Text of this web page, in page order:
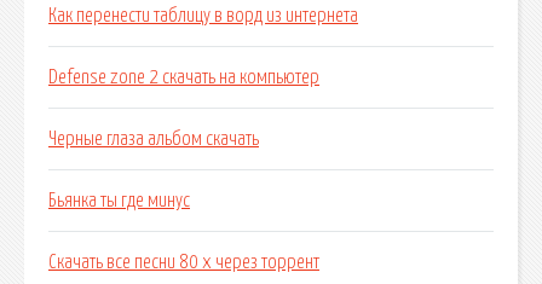
Как перенести таблицу в ворд из интернета
Defense zone 2 скачать на компьютер
Черные глаза альбом скачать
Бьянка ты где минус
Скачать все песни 80 х через торрент